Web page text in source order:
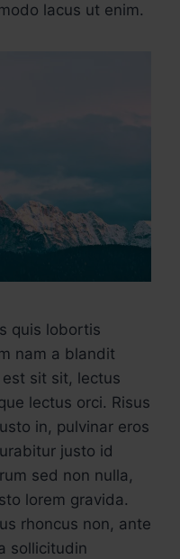
lacus ut enim.
quis lobortis
nam a blandit
sit sit, lectus
lectus orci. Risus
in, pulvinar eros
justo id
sed non nulla,
lorem gravida.
rhoncus non, ante
sollicitudin